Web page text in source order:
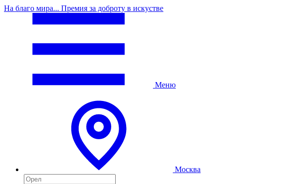
На благо мира... Премия за доброту в искустве
Меню
Москва